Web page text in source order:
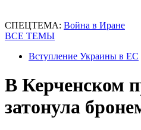
СПЕЦТЕМА: Война в Иране
ВСЕ ТЕМЫ
Вступление Украины в ЕС
В Керченском
затонула